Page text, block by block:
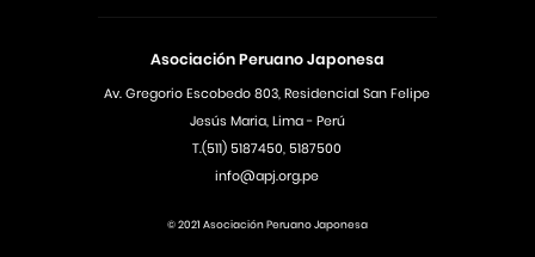
Asociación Peruano Japonesa
Av. Gregorio Escobedo 803, Residencial San Felipe
Jesús Maria, Lima - Perú
T.(511) 5187450, 5187500
info@apj.org.pe
© 2021 Asociación Peruano Japonesa